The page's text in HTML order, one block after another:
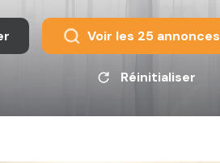
Voir les 25 annonces
Réinitialiser